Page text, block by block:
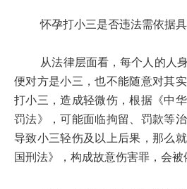
怀孕打小三是否违法需依据具
从法律层面看，每个人的人身
便对方是小三，也不能随意对其
打小三，造成轻微伤，根据《中
罚法》，可能面临拘留、罚款等
导致小三轻伤及以上后果，那么
国刑法》，构成故意伤害罪，会被